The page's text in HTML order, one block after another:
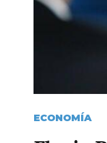
ECONOMÍA